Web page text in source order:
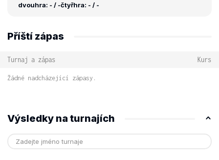
dvouhra: - / -čtyřhra: - / -
Příští zápas
Turnaj a zápas Kurs
Žádné nadcházející zápasy.
Výsledky na turnajích